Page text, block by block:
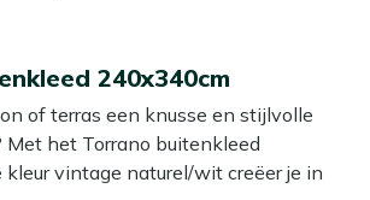
240x340cm
of terras een knusse en stijlvolle
het Torrano buitenkleed
vintage naturel/wit creëer je in